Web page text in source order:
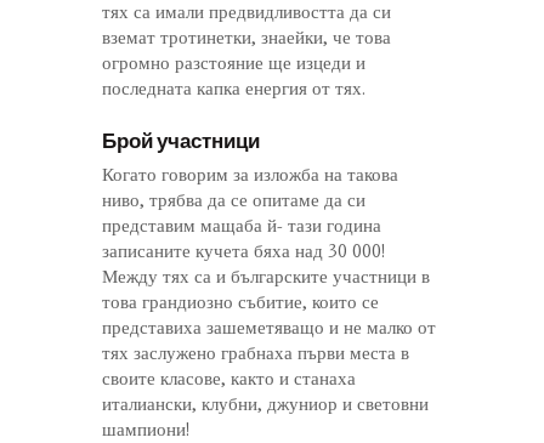
тях са имали предвидливостта да си
вземат тротинетки, знаейки, че това
огромно разстояние ще изцеди и
последната капка енергия от тях.
Брой участници
Когато говорим за изложба на такова
ниво, трябва да се опитаме да си
представим мащаба й- тази година
записаните кучета бяха над 30 000!
Между тях са и българските участници в
това грандиозно събитие, които се
представиха зашеметяващо и не малко от
тях заслужено грабнаха първи места в
своите класове, както и станаха
италиански, клубни, джуниор и световни
шампиони!